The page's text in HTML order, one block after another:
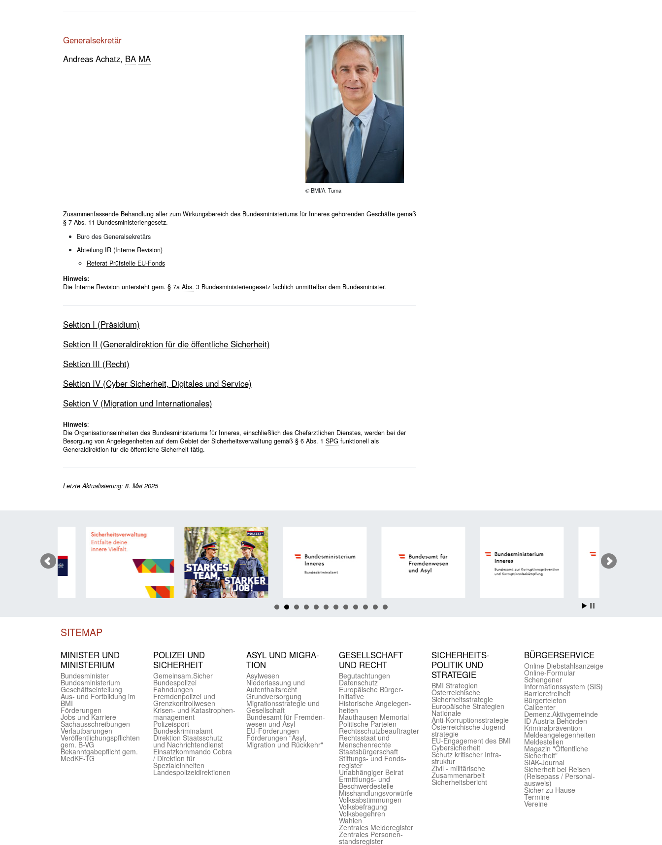
Generalsekretär
Andreas Achatz, BA MA
© BMI/A. Tuma
Zusammenfassende Behandlung aller zum Wirkungsbereich des Bundesministeriums für Inneres gehörenden Geschäfte gemäß
§ 7 Abs. 11 Bundesministeriengesetz.
Büro des Generalsekretärs
Abteilung IR (Interne Revision)
Referat Prüfstelle EU-Fonds
Hinweis:
Die Interne Revision untersteht gem. § 7a Abs. 3 Bundesministeriengesetz fachlich unmittelbar dem Bundesminister.
Sektion I (Präsidium)
Sektion II (Generaldirektion für die öffentliche Sicherheit)
Sektion III (Recht)
Sektion IV (Cyber Sicherheit, Digitales und Service)
Sektion V (Migration und Internationales)
Hinweis:
Die Organisationseinheiten des Bundesministeriums für Inneres, einschließlich des Chefärztlichen Dienstes, werden bei der
Besorgung von Angelegenheiten auf dem Gebiet der Sicherheitsverwaltung gemäß § 6 Abs. 1 SPG funktionell als
Generaldirektion für die öffentliche Sicherheit tätig.
Letzte Aktualisierung: 8. Mai 2025
SITEMAP
MINISTER UND
MINIST­ERIUM
Bundes­minister
Bundes­ministerium
Geschäfts­einteilung
Aus- und Fortbildung im
BMI
Förderungen
Jobs und Karriere
Sachaus­schreibungen
Verlautbarungen
Veröffentlichungspflichten
gem. B-VG
Bekanntgabepflicht gem.
MedKF-TG
POLIZEI UND
SICHER­HEIT
Gemein­sam.Sicher
Bundes­polizei
Fahndungen
Fremdenpolizei und
Grenzkontrollwesen
Krisen- und Katastrophen­
management
Polizeisport
Bundes­kriminal­amt
Direktion Staats­schutz
und Nach­richten­dienst
Einsatz­kommando Cobra
/ Direktion für
Spezialeinheiten
Landes­polizei­direk­tionen
ASYL UND MIGRA­
TION
Asyl­wesen
Nieder­lassung und
Aufent­halts­recht
Grund­versorgung
Migrations­strategie und
Gesell­schaft
Bundes­amt für Fremden­
wesen und Asyl
EU-Förde­rungen
Förderungen "Asyl,
Migration und Rückkehr"
GE­SELL­SCHAFT
UND RECHT
Begut­achtungen
Daten­schutz
Europäische Bürger­
initiative
Historische Angelegen­
heiten
Mauthausen Memorial
Politische Parteien
Rechts­schutz­beauftragter
Rechts­staat und
Menschen­rechte
Staats­bürger­schaft
Stiftungs- und Fonds­
register
Unab­hängiger Beirat
Ermittlungs- und
Beschwerde­stelle
Misshandlungs­vorwürfe
Volks­abstimmungen
Volks­befragung
Volks­begehren
Wahlen
Zentrales Melde­register
Zentrales Personen­
stands­register
SICHER­HEITS­
POLITIK UND
STRATEGIE
BMI Strategien
Öster­reichische
Sicherheits­strategie
Europäische Strategien
Nationale
Anti-Korruptions­strategie
Öster­reichische Jugend­
strategie
EU-Engagement des BMI
Cybersicherheit
Schutz kritischer Infra­
struktur
Zivil - militärische
Zusammen­arbeit
Sicherheits­bericht
BÜRGER­SERVICE
Online Diebstahls­anzeige
Online-Formular
Schengener
Informationssystem (SIS)
Barriere­freiheit
Bürger­telefon
Call­center
Demenz.Aktiv­gemeinde
ID Austria Behörden
Kriminal­prävention
Melde­an­ge­le­gen­heiten
Meld­estellen
Magazin "Öffentliche
Sicherheit"
SIAK-Journal
Sicherheit bei Reisen
(Reise­pass / Personal­
ausweis)
Sicher zu Hause
Termine
Vereine